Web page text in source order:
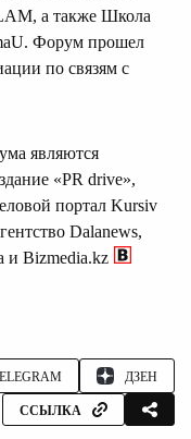
а также Школа
Форум прошел
по связям с
являются
«PR drive»,
портал Kursiv
Dalanews,
и Bizmedia.kz
ДЗЕН
ССЫЛКА